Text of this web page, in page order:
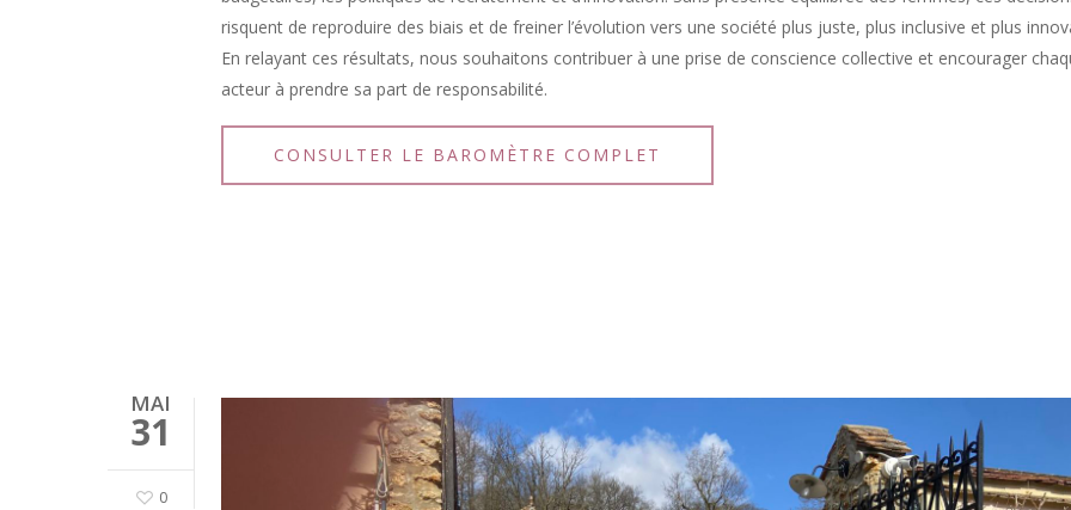
risquent de reproduire des biais et de freiner l’évolution vers une société plus juste, plus inclusive et plus
En relayant ces résultats, nous souhaitons contribuer à une prise de conscience collective et encourager
acteur à prendre sa part de responsabilité.
CONSULTER LE BAROMÈTRE COMPLET
MAI
31
0